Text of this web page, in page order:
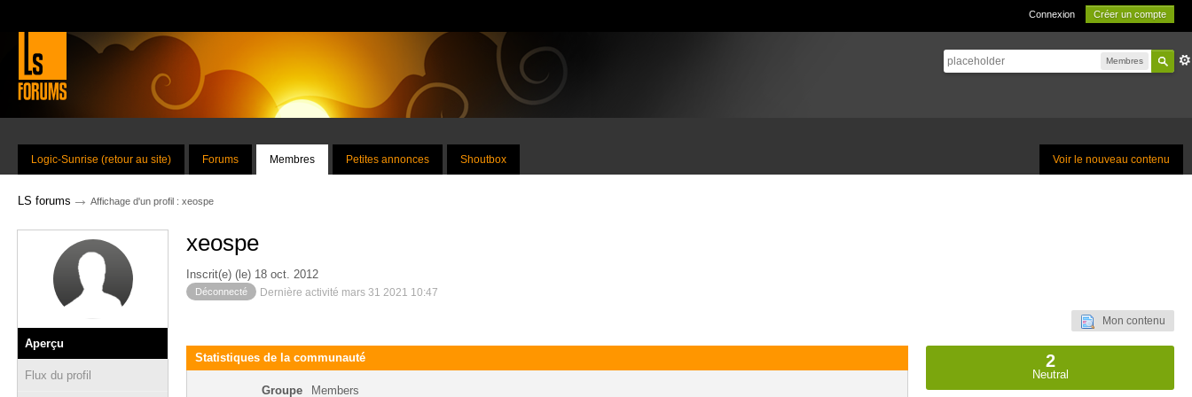
Connexion Créer un compte
Membres
Voir le nouveau contenu
Logic-Sunrise (retour au site) Forums Membres Petites annonces Shoutbox
LS forums → Affichage d'un profil : xeospe
Aperçu
Flux du profil
xeospe
Inscrit(e) (le) 18 oct. 2012
Déconnecté Dernière activité mars 31 2021 10:47
Mon contenu
Statistiques de la communauté
Groupe Members
2
Neutral